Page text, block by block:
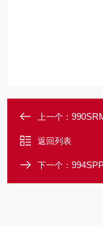
上一个：
返回列表
下一个：